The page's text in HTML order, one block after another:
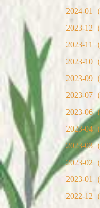
2024-01（
2023-12（
2023-11（
2023-10（
2023-09（
2023-07（
2023-06（
2023-04
2023-03（
2023-02（
2023-01（
2022-12（